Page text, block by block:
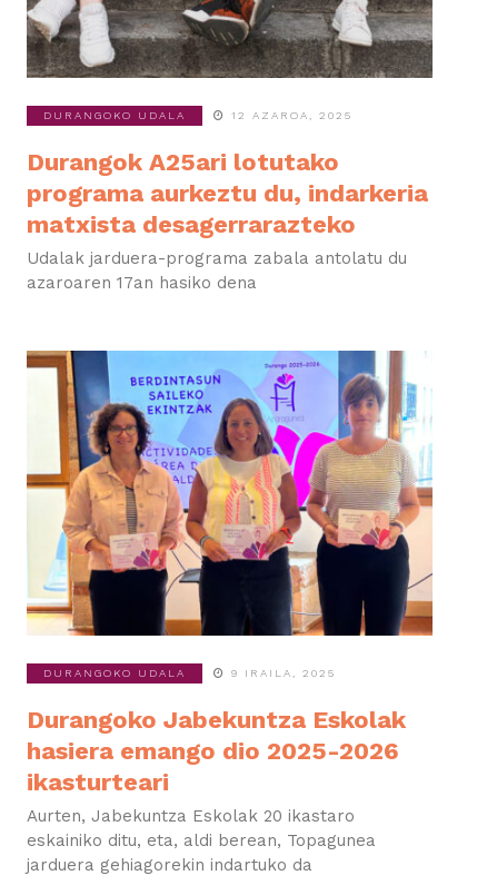
DURANGOKO UDALA 12 AZAROA, 2025
Durangok A25ari lotutako
programa aurkeztu du, indarkeria
matxista desagerrarazteko
Udalak jarduera-programa zabala antolatu du
azaroaren 17an hasiko dena
DURANGOKO UDALA 9 IRAILA, 2025
Durangoko Jabekuntza Eskolak
hasiera emango dio 2025-2026
ikasturteari
Aurten, Jabekuntza Eskolak 20 ikastaro
eskainiko ditu, eta, aldi berean, Topagunea
jarduera gehiagorekin indartuko da